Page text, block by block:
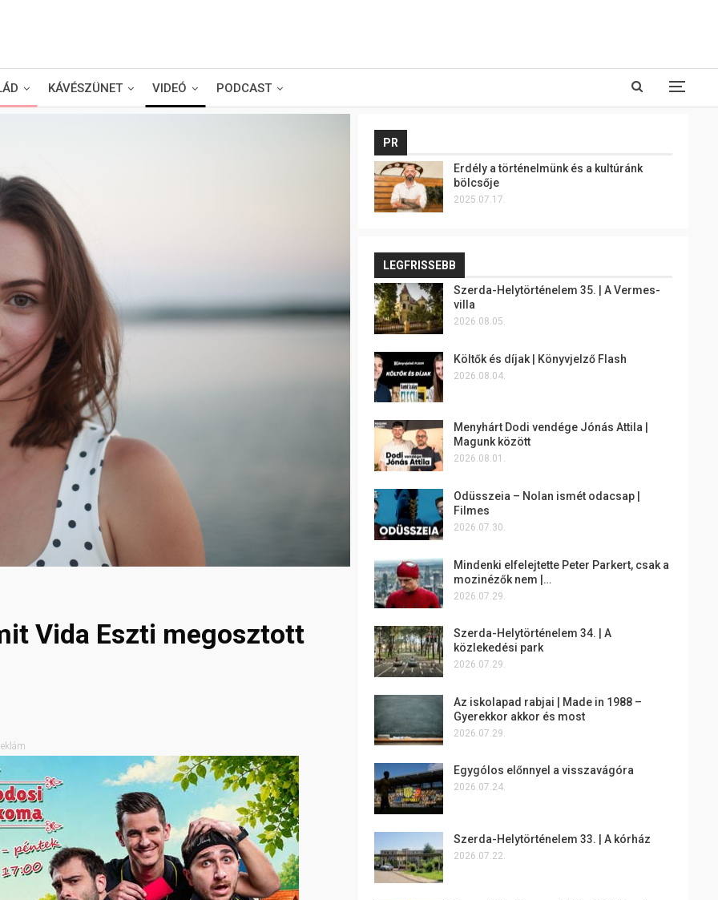
KÁVÉSZÜNET VIDEÓ PODCAST
Vida Eszti megosztott
PR
Erdély a történelmünk és a kultúránk
bölcsője
2025.07.17.
LEGFRISSEBB
Szerda-Helytörténelem 35. | A Vermes-
villa
2026.08.05.
Költők és díjak | Könyvjelző Flash
2026.08.04.
Menyhárt Dodi vendége Jónás Attila |
Magunk között
2026.08.01.
Odüsszeia – Nolan ismét odacsap |
Filmes
2026.07.30.
Mindenki elfelejtette Peter Parkert, csak a
mozinézők nem |…
2026.07.29.
Szerda-Helytörténelem 34. | A
közlekedési park
2026.07.29.
Az iskolapad rabjai | Made in 1988 –
Gyerekkor akkor és most
2026.07.29.
Egygólos előnnyel a visszavágóra
2026.07.24.
Szerda-Helytörténelem 33. | A kórház
2026.07.22.